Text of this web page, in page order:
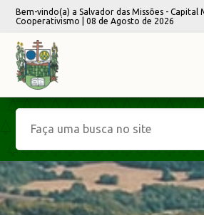
Bem-vindo(a) a Salvador das Missões - Capital
Cooperativismo | 08 de Agosto de 2026